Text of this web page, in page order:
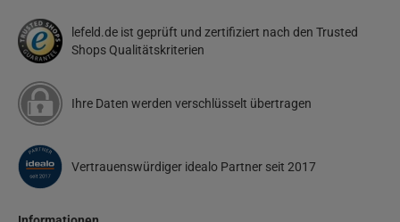
lefeld.de ist geprüft und zertifiziert nach den Trusted
Shops Qualitätskriterien
Ihre Daten werden verschlüsselt übertragen
Vertrauenswürdiger idealo Partner seit 2017